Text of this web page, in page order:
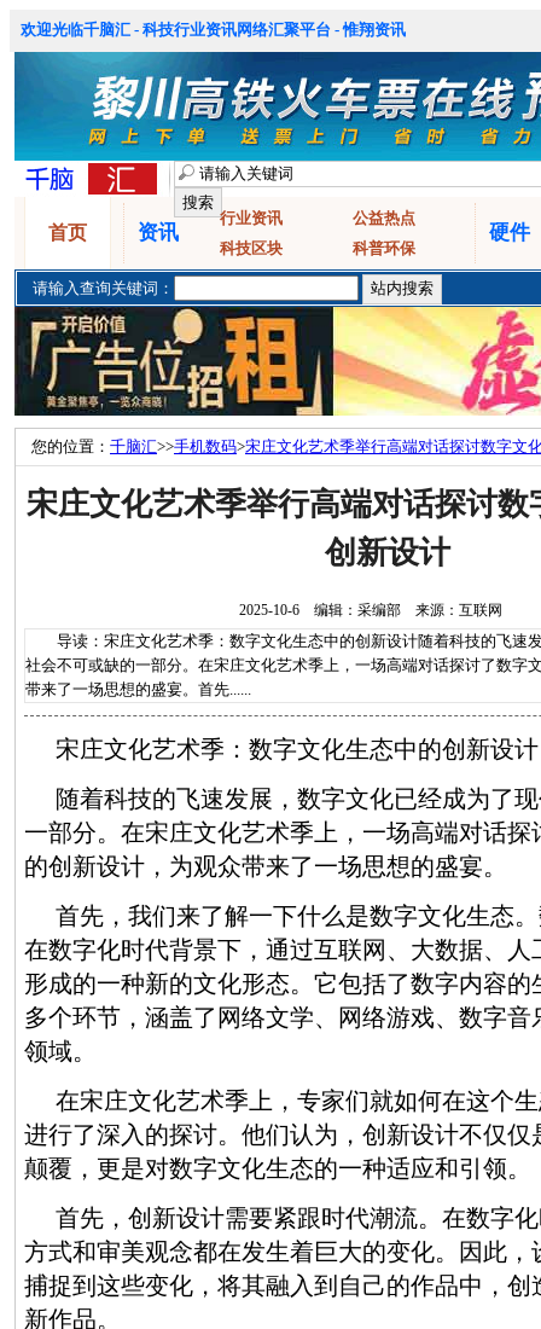
欢迎光临千脑汇 - 科技行业资讯网络汇聚平台 - 惟翔资讯
首页 资讯
行业资讯
公益热点
科技区块
科普环保
硬件
请输入查询关键词：
您的位置： 千脑汇>>手机数码>宋庄文化艺术季举行高端对话探讨数字文
宋庄文化艺术季举行高端对话探讨数
创新设计
2025-10-6 编辑：采编部 来源：互联网
导读：宋庄文化艺术季：数字文化生态中的创新设计随着科技的飞速
社会不可或缺的一部分。在宋庄文化艺术季上，一场高端对话探讨了数字
带来了一场思想的盛宴。首先......
宋庄文化艺术季：数字文化生态中的创新设计
随着科技的飞速发展，数字文化已经成为了
一部分。在宋庄文化艺术季上，一场高端对话
的创新设计，为观众带来了一场思想的盛宴。
首先，我们来了解一下什么是数字文化生态
在数字化时代背景下，通过互联网、大数据、人
形成的一种新的文化形态。它包括了数字内容
多个环节，涵盖了网络文学、网络游戏、数字
领域。
在宋庄文化艺术季上，专家们就如何在这个
进行了深入的探讨。他们认为，创新设计不仅仅
颠覆，更是对数字文化生态的一种适应和引领。
首先，创新设计需要紧跟时代潮流。在数字
方式和审美观念都在发生着巨大的变化。因此，
捕捉到这些变化，将其融入到自己的作品中，创
新作品。